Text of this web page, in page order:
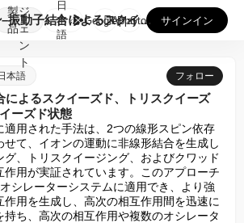
製
品
ジ
ェ
ン
ト
スピン–振動子結合によるスクイーズド、トリスクイーズド、クワ...
日
本
語
GooglePlay
AppStore サインイン
本語 フォロー
によるスクイーズド、トリスクイーズ
ーズド状態
適用された手法は、2つの線形スピン依存
せて、イオンの運動に非線形結合を生成し
グ、トリスクイージング、およびクワッド
作用が実証されています。このアプローチ
シレーターシステムに適用でき、より強
作用を生成し、高次の相互作用間を迅速に
持ち、高次の相互作用や複数のオシレータ